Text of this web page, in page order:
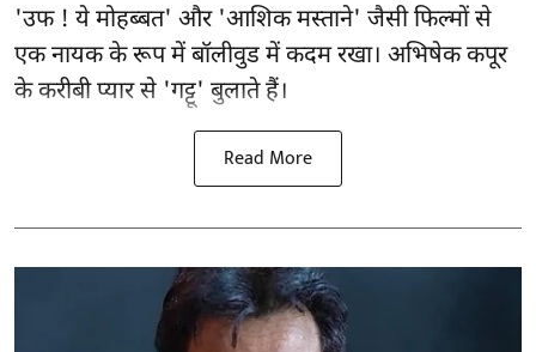
'उफ ! ये मोहब्बत' और 'आशिक मस्ताने' जैसी फिल्मों से
एक नायक के रूप मेंबॉलीवुडमें कदम रखा। अभिषेक कपूर
के करीबी प्यार से 'गट्टू' बुलाते हैं।
Read More